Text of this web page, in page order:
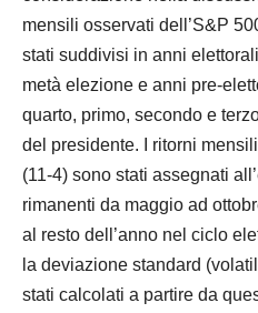
mensili osservati dell’S&P
stati suddivisi in anni
metà elezione e anni pre-
quarto, primo, secondo e
del presidente. I ritorni
(11-4) sono stati assegnati
rimanenti da maggio ad
al resto dell’anno nel ciclo
la deviazione standard
stati calcolati a partire da